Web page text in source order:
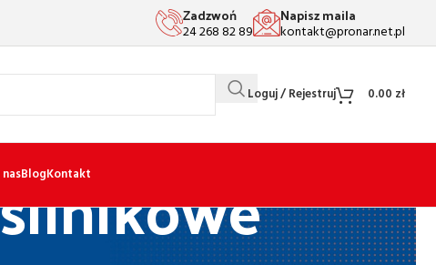
Zadzwoń
24 268 82 89
Napisz maila
kontakt@pronar.net.pl
Loguj / Rejestruj 0.00 zł
nasBlogKontakt